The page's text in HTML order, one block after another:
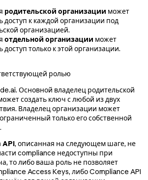
родительской организации может
доступ к каждой организации под
организацией.
отдельной организации может
доступ только к этой организации.
ролью
Основной владелец родительской
создать ключ с любой из двух
Владелец организации может
только его собственной
API, описанная на следующем шаге, не
compliance недоступны при
то либо ваша роль не позволяет
Access Keys, либо Compliance API